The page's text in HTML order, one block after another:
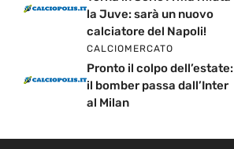
la Juve: sarà un nuovo
calciatore del Napoli!
CALCIOMERCATO
Pronto il colpo dell’estate:
il bomber passa dall’Inter
al Milan